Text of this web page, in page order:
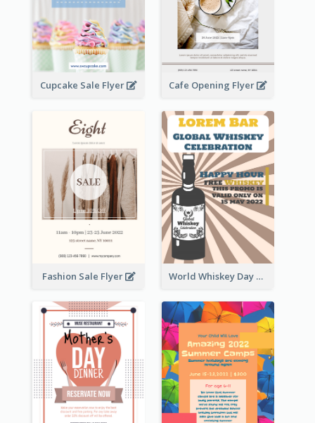
Cupcake Sale Flyer Cafe Opening Flyer
Fashion Sale Flyer World Whiskey Day Promotion Flyer